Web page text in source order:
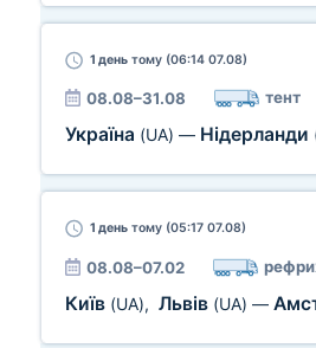
1 день тому (06:14 07.08)
08.08–31.08 тент
Україна (UA) — Нідерланди
1 день тому (05:17 07.08)
08.08–07.02
Київ (UA), Львів (UA) —